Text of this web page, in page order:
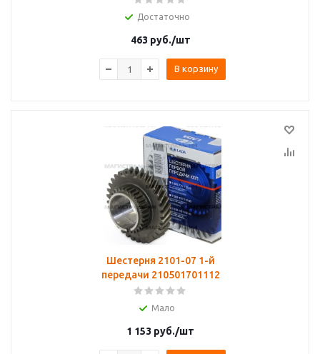
Достаточно
463 руб./шт
В корзину
Шестерня 2101-07 1-й
передачи 210501701112
Мало
1 153 руб./шт